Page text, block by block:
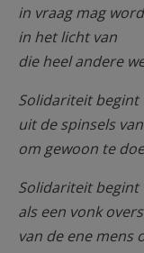
in vraag mag
in het licht van
die heel andere
Solidariteit begint
uit de spinsels
om gewoon te
Solidariteit begint
als een vonk
van de ene mens